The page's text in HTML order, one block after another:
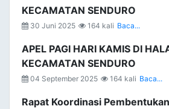
KECAMATAN SENDURO
30 Juni 2025 164 kali Baca...
APEL PAGI HARI KAMIS DI
KECAMATAN SENDURO
04 September 2025 164 kali Baca...
Rapat Koordinasi